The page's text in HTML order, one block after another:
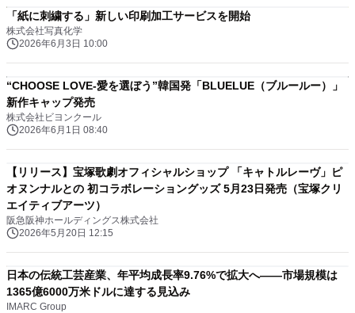
「紙に刺繍する」新しい印刷加工サービスを開始
株式会社写真化学
2026年6月3日 10:00
“CHOOSE LOVE-愛を選ぼう”韓国発「BLUELUE（ブルールー）」
新作キャップ発売
株式会社ビヨンクール
2026年6月1日 08:40
【リリース】宝塚歌劇オフィシャルショップ 「キャトルレーヴ」ピ
オヌンナルとの 初コラボレーショングッズ 5月23日発売（宝塚クリ
エイティブアーツ）
阪急阪神ホールディングス株式会社
2026年5月20日 12:15
日本の伝統工芸産業、年平均成長率9.76%で拡大へ――市場規模は
1365億6000万米ドルに達する見込み
IMARC Group